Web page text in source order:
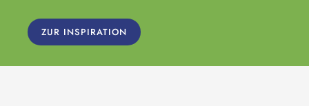
ZUR INSPIRATION